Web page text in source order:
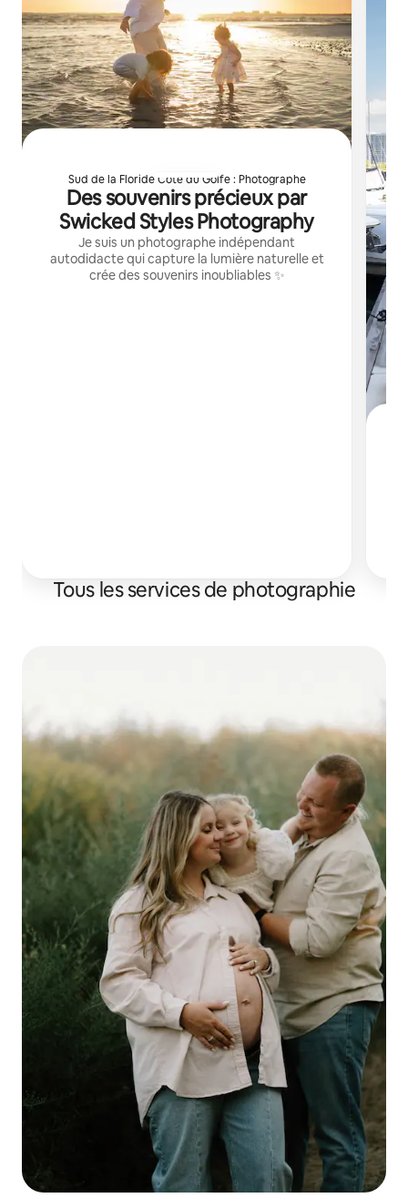
Sud de la Floride Côte du Golfe : Photographe
Des souvenirs précieux par
Swicked Styles Photography
Je suis un photographe indépendant
autodidacte qui capture la lumière naturelle et
crée des souvenirs inoubliables ✨
Tous les services de photographie